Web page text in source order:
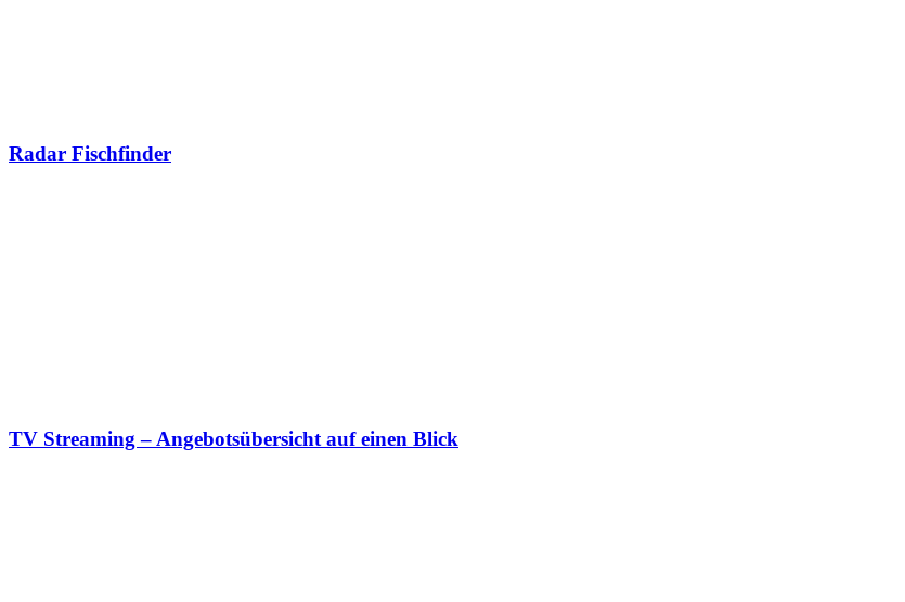
Radar Fischfinder
TV Streaming – Angebotsübersicht auf einen Blick